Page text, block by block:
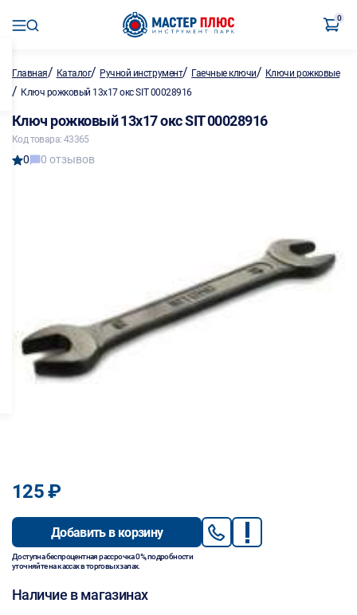
0
Главная/ Каталог/ Ручной инструмент/ Гаечные ключи/ Ключи рожковые
/ Ключ рожковый 13х17 окс SIT 00028916
Ключ рожковый 13х17 окс SIT 00028916
Код товара: 43365
0 0 отзывов
125 ₽
Добавить в корзину
Доступна беспроцентная рассрочка 0%, подробности
уточняйте на кассах в торговых залах.
Наличие в магазинах